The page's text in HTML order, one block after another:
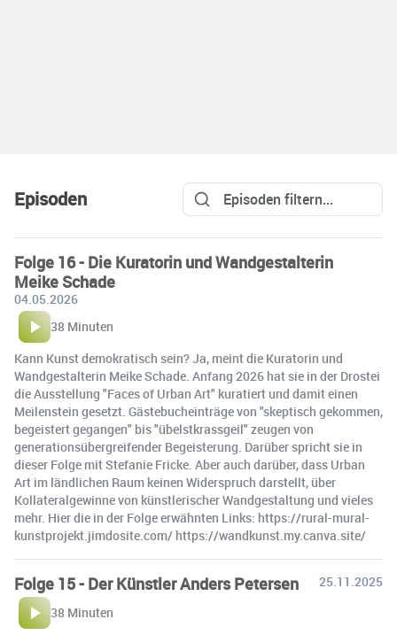
Episoden
Folge 16 - Die Kuratorin und Wandgestalterin
Meike Schade
04.05.2026
38 Minuten
Kann Kunst demokratisch sein? Ja, meint die Kuratorin und
Wandgestalterin Meike Schade. Anfang 2026 hat sie in der Drostei
die Ausstellung "Faces of Urban Art" kuratiert und damit einen
Meilenstein gesetzt. Gästebucheinträge von "skeptisch gekommen,
begeistert gegangen" bis "übelstkrassgeil" zeugen von
generationsübergreifender Begeisterung. Darüber spricht sie in
dieser Folge mit Stefanie Fricke. Aber auch darüber, dass Urban
Art im ländlichen Raum keinen Widerspruch darstellt, über
Kollateralgewinne von künstlerischer Wandgestaltung und vieles
mehr. Hier die in der Folge erwähnten Links: https://rural-mural-
kunstprojekt.jimdosite.com/ https://wandkunst.my.canva.site/
Folge 15 - Der Künstler Anders Petersen
25.11.2025
38 Minuten